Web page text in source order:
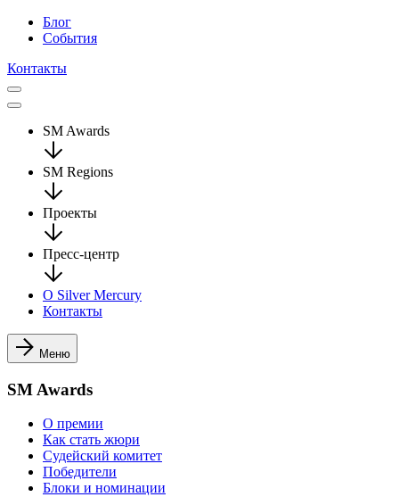
Блог
События
Контакты
SM Awards
SM Regions
Проекты
Пресс-центр
О Silver Mercury
Контакты
Меню
SM Awards
О премии
Как стать жюри
Судейский комитет
Победители
Блоки и номинации